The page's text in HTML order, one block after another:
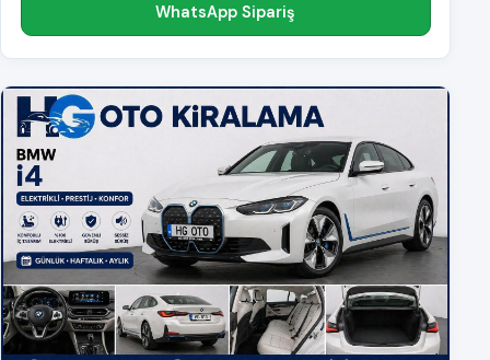
WhatsApp Sipariş